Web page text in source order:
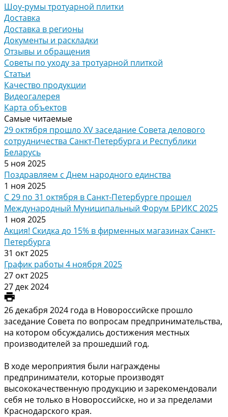
Шоу-румы тротуарной плитки
Доставка
Доставка в регионы
Документы и раскладки
Отзывы и обращения
Советы по уходу за тротуарной плиткой
Статьи
Качество продукции
Видеогалерея
Карта объектов
Самые читаемые
29 октября прошло XV заседание Совета делового
сотрудничества Санкт-Петербурга и Республики
Беларусь
5 ноя 2025
Поздравляем с Днем народного единства
1 ноя 2025
С 29 по 31 октября в Санкт-Петербурге прошел
Международный Муниципальный Форум БРИКС 2025
1 ноя 2025
Акция! Скидка до 15% в фирменных магазинах Санкт-
Петербурга
31 окт 2025
График работы 4 ноября 2025
27 окт 2025
27 дек 2024
26 декабря 2024 года в Новороссийске прошло
заседание Совета по вопросам предпринимательства,
на котором обсуждались достижения местных
производителей за прошедший год.
В ходе мероприятия были награждены
предприниматели, которые производят
высококачественную продукцию и зарекомендовали
себя не только в Новороссийске, но и за пределами
Краснодарского края.